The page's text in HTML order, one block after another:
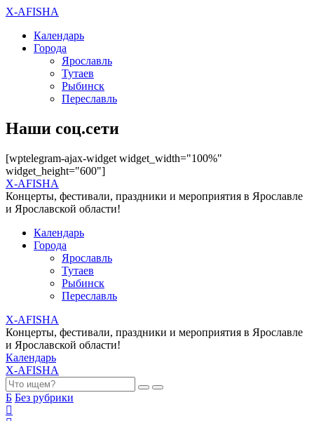
X-AFISHA
Календарь
Города
Ярославль
Тутаев
Рыбинск
Переславль
Наши соц.сети
[wptelegram-ajax-widget widget_width="100%"
widget_height="600"]
X-AFISHA
Концерты, фестивали, праздники и мероприятия в Ярославле
и Ярославской области!
Календарь
Города
Ярославль
Тутаев
Рыбинск
Переславль
X-AFISHA
Концерты, фестивали, праздники и мероприятия в Ярославле
и Ярославской области!
Календарь
X-AFISHA
Б Без рубрики